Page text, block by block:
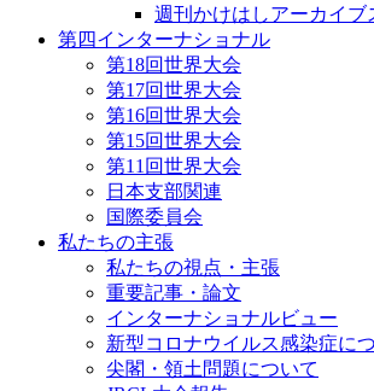
週刊かけはしアーカイブ
第四インターナショナル
第18回世界大会
第17回世界大会
第16回世界大会
第15回世界大会
第11回世界大会
日本支部関連
国際委員会
私たちの主張
私たちの視点・主張
重要記事・論文
インターナショナルビュー
新型コロナウイルス感染症に
尖閣・領土問題について